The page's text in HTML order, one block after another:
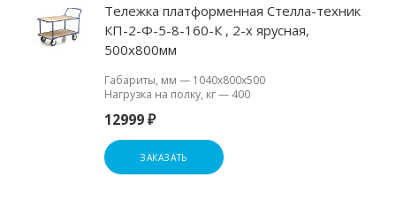
Тележка платформенная Стелла-техник
КП-2-Ф-5-8-160-К , 2-х ярусная,
500х800мм
Габариты, мм — 1040х800х500
Нагрузка на полку, кг— 400
12999 ₽
ЗАКАЗАТЬ